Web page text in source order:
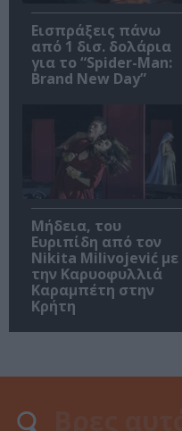
Εισπράξεις πάνω
από 1 δισ. δολάρια
για το “Spider-Man:
Brand New Day”
Μήδεια, του
Ευριπίδη από τον
Nikita Milivojević με
την Καρυοφυλλιά
Καραμπέτη στην
Κρήτη